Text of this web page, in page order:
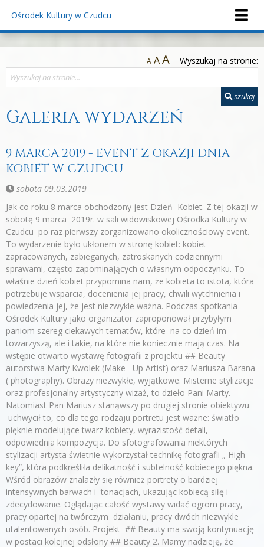
Ośrodek Kultury w Czudcu
A AA Wyszukaj na stronie:
szukaj
Galeria wydarzeń
9 MARCA 2019 - EVENT Z OKAZJI DNIA
KOBIET W CZUDCU
sobota 09.03.2019
Jak co roku 8 marca obchodzony jest Dzień Kobiet. Z tej okazji w
sobotę 9 marca 2019r. w sali widowiskowej Ośrodka Kultury w
Czudcu po raz pierwszy zorganizowano okolicznościowy event.
To wydarzenie było ukłonem w stronę kobiet: kobiet
zapracowanych, zabieganych, zatroskanych codziennymi
sprawami, często zapominających o własnym odpoczynku. To
właśnie dzień kobiet przypomina nam, że kobieta to istota, która
potrzebuje wsparcia, docenienia jej pracy, chwili wytchnienia i
powiedzenia jej, że jest niezwykle ważna. Podczas spotkania
Ośrodek Kultury jako organizator zaproponował przybyłym
paniom szereg ciekawych tematów, które na co dzień im
towarzyszą, ale i takie, na które nie koniecznie mają czas. Na
wstępie otwarto wystawę fotografii z projektu ## Beauty
autorstwa Marty Kwolek (Make –Up Artist) oraz Mariusza Barana
( photography). Obrazy niezwykłe, wyjątkowe. Misterne stylizacje
oraz profesjonalny artystyczny wizaż, to dzieło Pani Marty.
Natomiast Pan Mariusz stanąwszy po drugiej stronie obiektywu
uchwycił to, co dla tego rodzaju portretu jest ważne: światło
pięknie modelujące twarz kobiety, wyrazistość detali,
odpowiednia kompozycja. Do sfotografowania niektórych
stylizacji artysta świetnie wykorzystał technikę fotografii „ High
key”, która podkreśliła delikatność i subtelność kobiecego piękna.
Wśród obrazów znalazły się również portrety o bardziej
intensywnych barwach i tonacjach, ukazując kobiecą siłę i
zdecydowanie. Oglądając całość wystawy widać ogrom pracy,
pracy opartej na twórczym działaniu, pracy dwóch niezwykle
utalentowanych osób. Projekt ## Beauty ma swoją kontynuację
w postaci kolejnej odsłony ## Beauty 2. Mamy nadzieję, że